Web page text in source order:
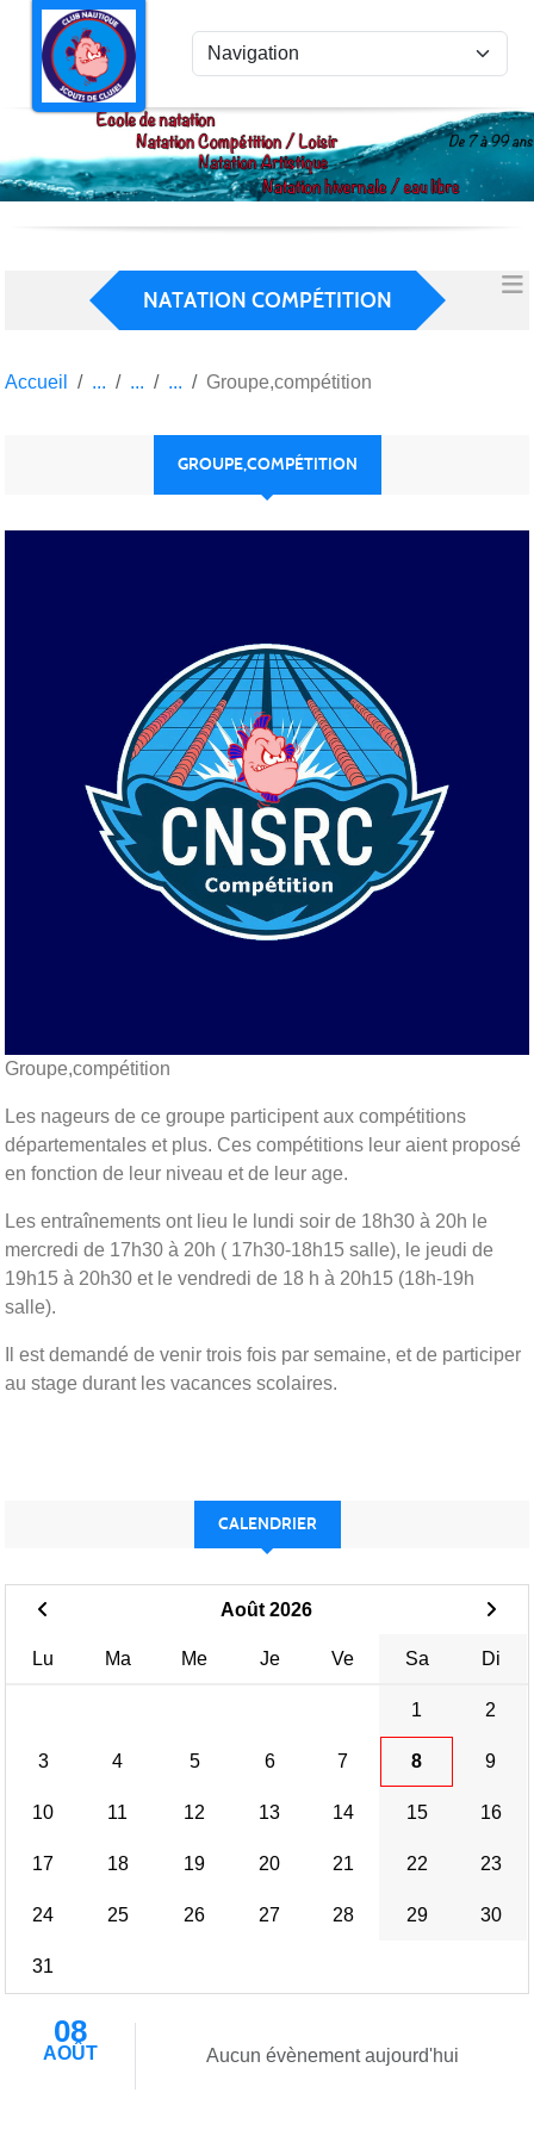
NATATION COMPÉTITION
Accueil Groupe,compétition
GROUPE,COMPÉTITION
Groupe,compétition
Les nageurs de ce groupe participent aux compétitions
départementales et plus. Ces compétitions leur aient proposé
en fonction de leur niveau et de leur age.
Les entraînements ont lieu le lundi soir de 18h30 à 20h le
mercredi de 17h30 à 20h ( 17h30-18h15 salle), le jeudi de
19h15 à 20h30 et le vendredi de 18 h à 20h15 (18h-19h
salle).
Il est demandé de venir trois fois par semaine, et de participer
au stage durant les vacances scolaires.
CALENDRIER
Août 2026
Lu Ma Me Je Ve Sa Di
1 2
3 4 5 6 7 8 9
10 11 12 13 14 15 16
17 18 19 20 21 22 23
24 25 26 27 28 29 30
31
08
AOÛT Aucun évènement aujourd'hui
Panneau de gestion des cookies